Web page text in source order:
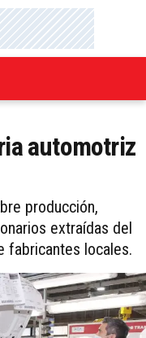
automotriz
producción,
extraídas del
fabricantes locales.